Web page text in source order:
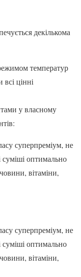
декількома
температур
цінні
у власному
суперпреміум, не
суміші оптимально
вітаміни,
суперпреміум, не
суміші оптимально
вітаміни,